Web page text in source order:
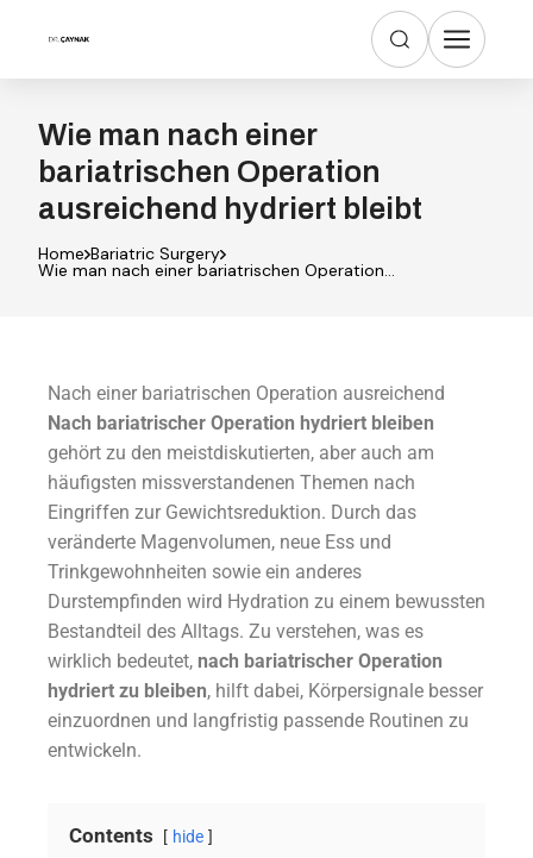
Wie man nach einer
bariatrischen Operation
ausreichend hydriert bleibt
Home Bariatric Surgery
Wie man nach einer bariatrischen Operation
Nach einer bariatrischen Operation ausreichend
Nach bariatrischer Operation hydriert bleiben
gehört zu den meistdiskutierten, aber auch am
häufigsten missverstandenen Themen nach
Eingriffen zur Gewichtsreduktion. Durch das
veränderte Magenvolumen, neue Ess und
Trinkgewohnheiten sowie ein anderes
Durstempfinden wird Hydration zu einem bewussten
Bestandteil des Alltags. Zu verstehen, was es
wirklich bedeutet, nach bariatrischer Operation
hydriert zu bleiben, hilft dabei, Körpersignale besser
einzuordnen und langfristig passende Routinen zu
entwickeln.
Contents hide